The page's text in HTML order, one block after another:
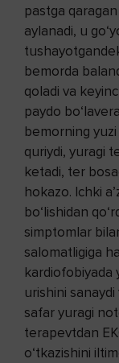
pastga
aylanadi, u
bemorda
qoladi va
paydo
bemorning yuzi
quriydi, yuragi
ketadi, ter
hokazo. Ichki
bo‘lishidan
simptomlar
salomatligiga
kardiofobiyada
urishini
safar yuragi
terapevtdan
o‘tkazishini